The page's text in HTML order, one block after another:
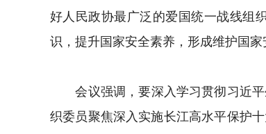
好人民政协最广泛的爱国统一战线组
识，提升国家安全素养，形成维护国家
会议强调，要深入学习贯彻习近平
织委员聚焦深入实施长江高水平保护